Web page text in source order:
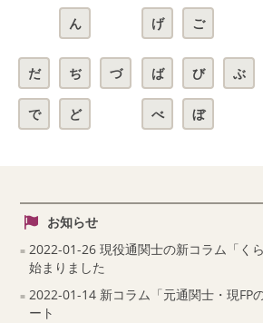
ん げ ご
だ ぢ づ
で ど
ば び ぶ
べ ぼ
お知らせ
2022-01-26 現役通関士の新コラム「く
始まりました
2022-01-14 新コラム「元通関士・現FP
ート